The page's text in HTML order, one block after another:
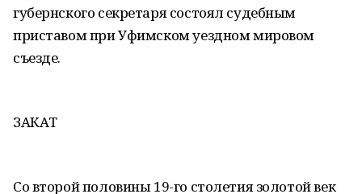
губернского секретаря состоял судебным
приставом при Уфимском уездном мировом
съезде.
ЗАКАТ
Со второй половины 19-го столетия золотой век